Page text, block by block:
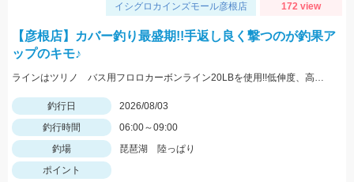
イシグロカインズモール彦根店 172 view
【彦根店】カバー釣り最盛期!!手返し良く撃つのが釣果ア
ップのキモ♪
ラインはツリノ バス用フロロカーボンライン20LBを使用!!低伸度、高強度でカバーの釣りはこれで決まり♪
釣行日
2026/08/03
釣行時間
06:00～09:00
釣場
琵琶湖 陸っぱり
ポイント